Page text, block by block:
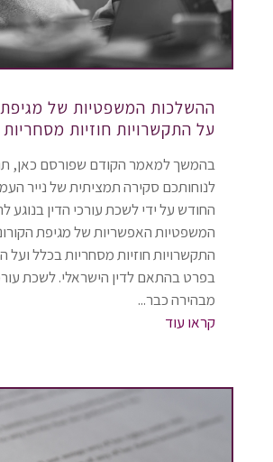
ההשלכות המשפטיות של מגיפת
על התקשרויות חוזיות מסחריות
בהמשך למאמר הקודם שפורסם כאן,
לנוחותכם סקירה תמציתית של נייר
החודש על ידי לשכת עורכי הדין בנוגע
המשפטיות האפשריות של מגיפת
התקשרויות חוזיות מסחריות בכלל ועל
בפרט בהתאם לדין הישראלי. לשכת
מבהירה כבר...
קראו עוד